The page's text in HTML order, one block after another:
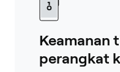
Keamanan
perangkat